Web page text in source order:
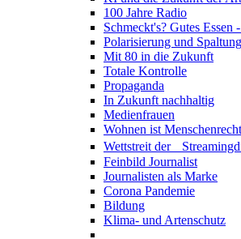
100 Jahre Radio
Schmeckt's? Gutes Essen
Polarisierung und Spaltung
Mit 80 in die Zukunft
Totale Kontrolle
Propaganda
In Zukunft nachhaltig
Medienfrauen
Wohnen ist Menschenrecht
Wettstreit der
Feinbild Journalist
Journalisten als Marke
Corona Pandemie
Bildung
Klima- und Artenschutz